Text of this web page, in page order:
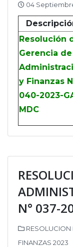
04
Resolución
Gerencia de
y Finanzas
040-2023-
MDC
N° 037-
RESOLUCION
FINANZAS 2023